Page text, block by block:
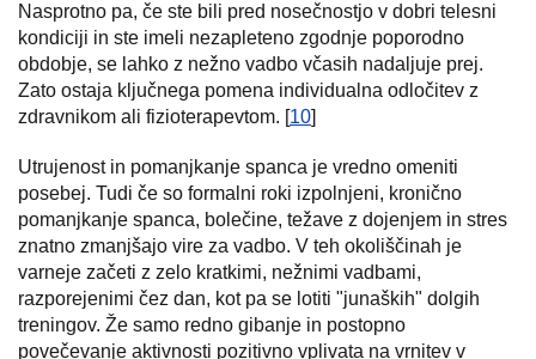
Nasprotno pa, če ste bili pred nosečnostjo v dobri telesni
kondiciji in ste imeli nezapleteno zgodnje poporodno
obdobje, se lahko z nežno vadbo včasih nadaljuje prej.
Zato ostaja ključnega pomena individualna odločitev z
zdravnikom ali fizioterapevtom. [10]
Utrujenost in pomanjkanje spanca je vredno omeniti
posebej. Tudi če so formalni roki izpolnjeni, kronično
pomanjkanje spanca, bolečine, težave z dojenjem in stres
znatno zmanjšajo vire za vadbo. V teh okoliščinah je
varneje začeti z zelo kratkimi, nežnimi vadbami,
razporejenimi čez dan, kot pa se lotiti "junaških" dolgih
treningov. Že samo redno gibanje in postopno
povečevanje aktivnosti pozitivno vplivata na vrnitev v